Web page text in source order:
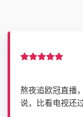
熬夜追欧冠直播
说，比看电视还